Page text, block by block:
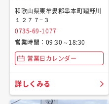
和歌山県東牟婁郡串本町鬮野川
１２７７−３
0735-69-1077
営業時間：09:30～18:30
営業日カレンダー
詳しくみる